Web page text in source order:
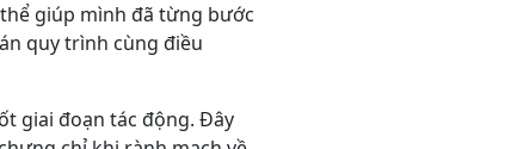
giúp mình đã từng bước
quy trình cùng điều
giai đoạn tác động. Đây